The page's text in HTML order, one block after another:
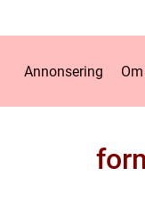
Annonsering